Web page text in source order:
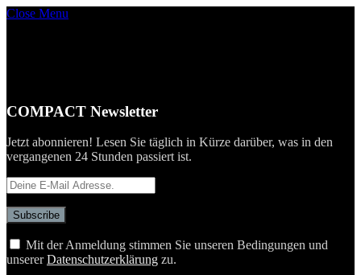
Close Menu
COMPACT Newsletter
Jetzt abonnieren! Lesen Sie täglich in Kürze darüber, was in den
vergangenen 24 Stunden passiert ist.
Mit der Anmeldung stimmen Sie unseren Bedingungen und
unsererDatenschutzerklärung zu.